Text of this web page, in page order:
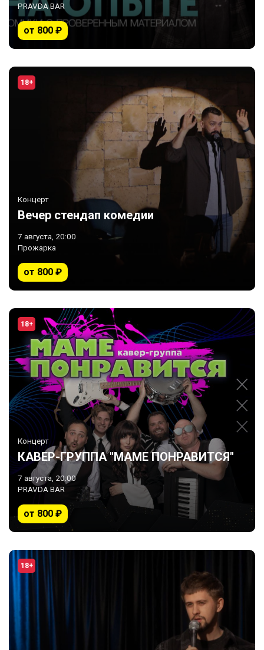
PRAVDA BAR
от 800 ₽
18+
Концерт
Вечер стендап комедии
7 августа, 20:00
Прожарка
от 800 ₽
18+
Концерт
КАВЕР-ГРУППА "МАМЕ ПОНРАВИТСЯ"
7 августа, 20:00
PRAVDA BAR
от 800 ₽
18+